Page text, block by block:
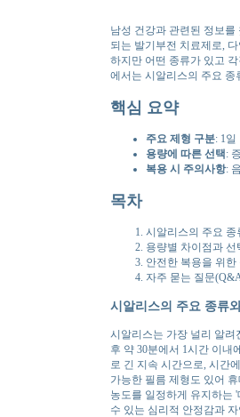
남성 건강과 관련된 정보
되는 발기부전 치료제로,
하지만 어떤 종류가 있고
에서는 시알리스의 주요
핵심 요약
주요 제형 구분: 1
용량에 따른 선택:
복용 시 주의사항:
목차
시알리스의 주요 종
용량별 차이점과 선
안전한 복용을 위한
자주 묻는 질문
시알리스의 주요 종류
시알리스는 가장 널리 알려
후 약 30분에서 1시간 이내
로 긴 지속 시간으로, 시간
가능한 필름 제형도 있어
농도를 일정하게 유지하는
수 있는 심리적 안정감과